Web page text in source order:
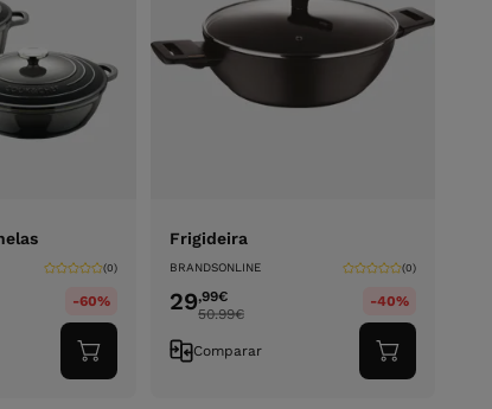
(0)
-60%
Adicionar
ao
Frigideira
BRANDSONLINE (0)
29,99€
50.99€
-40%
Comparar
Adicionar
ao